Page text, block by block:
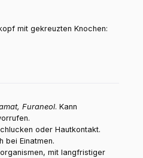
mit gekreuzten Knochen:
Furaneol. Kann
oder Hautkontakt.
bei Einatmen.
mit langfristiger